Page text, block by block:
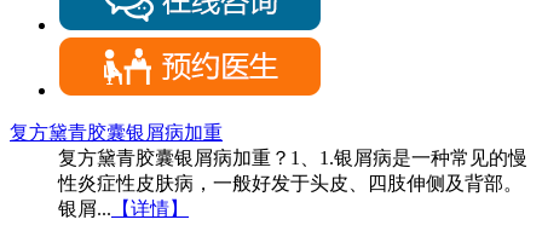
复方黛青胶囊银屑病加重
复方黛青胶囊银屑病加重？1、1.银屑病是一种常见的慢
性炎症性皮肤病，一般好发于头皮、四肢伸侧及背部。
银屑... 【详情】